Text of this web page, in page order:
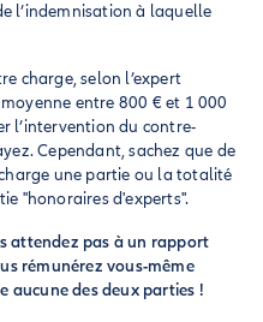
l’indemnisation à laquelle
charge, selon l’expert
entre 800 € et 1 000
l’intervention du contre-
Cependant, sachez que de
une partie ou la totalité
"honoraires d'experts".
attendez pas à un rapport
rémunérez vous-même
aucune des deux parties !